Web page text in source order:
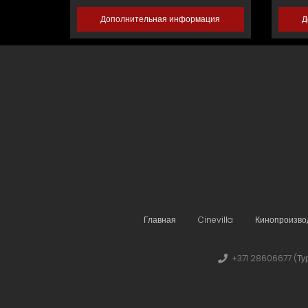
Дополнительная информация
Главная Cinevilla
+371 28606677